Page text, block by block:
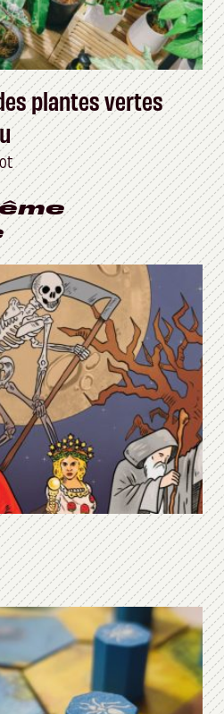
plantes vertes